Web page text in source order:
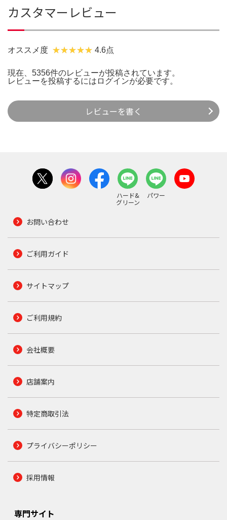
カスタマーレビュー
オススメ度 4.6点
現在、5356件のレビューが投稿されています。
レビューを投稿するには ログインが必要です。
レビューを書く
ハード&
グリーン
パワー
お問い合わせ
ご利用ガイド
サイトマップ
ご利用規約
会社概要
店舗案内
特定商取引法
プライバシーポリシー
採用情報
専門サイト